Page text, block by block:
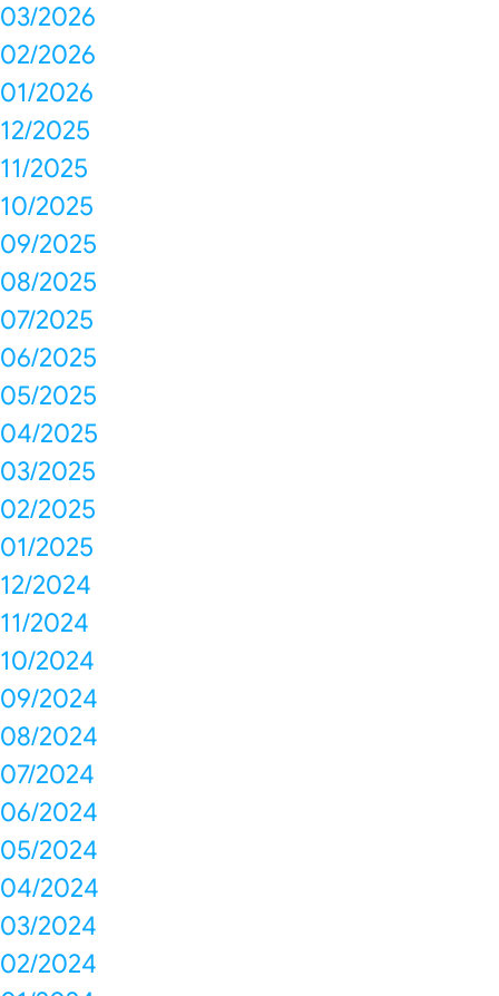
03/2026
02/2026
01/2026
12/2025
11/2025
10/2025
09/2025
08/2025
07/2025
06/2025
05/2025
04/2025
03/2025
02/2025
01/2025
12/2024
11/2024
10/2024
09/2024
08/2024
07/2024
06/2024
05/2024
04/2024
03/2024
02/2024